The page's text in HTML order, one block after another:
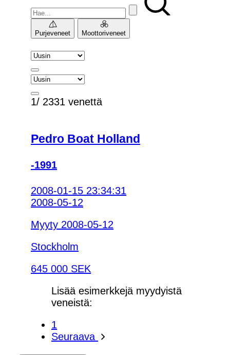
Purjeveneet Moottoriveneet
1/ 2331 venettä
Pedro Boat Holland
-1991
2008-01-15 23:34:31
2008-05-12
Myyty 2008-05-12
Stockholm
645 000 SEK
Lisää esimerkkejä myydyistä
veneistä:
1
Seuraava